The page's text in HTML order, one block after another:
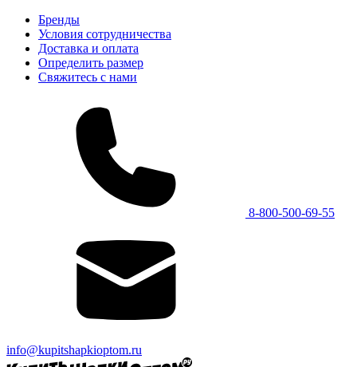
Бренды
Условия сотрудничества
Доставка и оплата
Определить размер
Свяжитесь с нами
8-800-500-69-55
info@kupitshapkioptom.ru